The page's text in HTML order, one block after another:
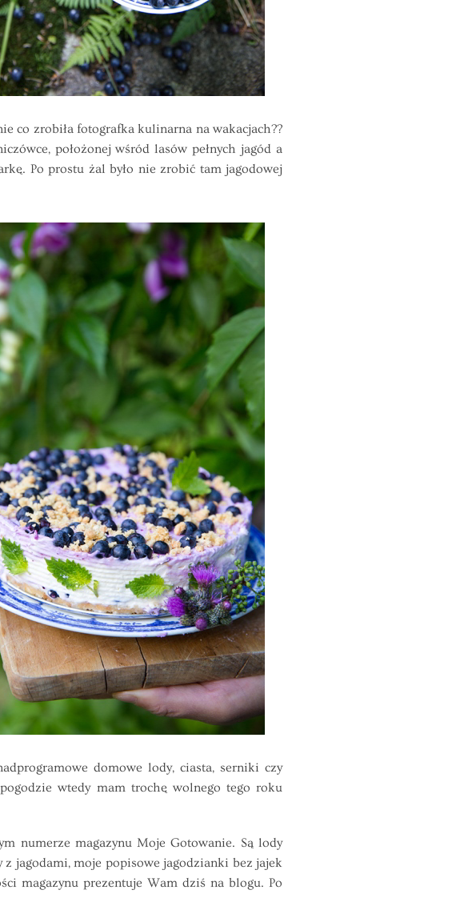
co zrobiła fotografka kulinarna na wakacjach??
położonej wśród lasów pełnych jagód a
Po prostu żal było nie zrobić tam jagodowej
domowe lody, ciasta, serniki czy
wtedy mam trochę wolnego tego roku
numerze magazynu Moje Gotowanie. Są lody
jagodami, moje popisowe jagodzianki bez jajek
magazynu prezentuje Wam dziś na blogu. Po